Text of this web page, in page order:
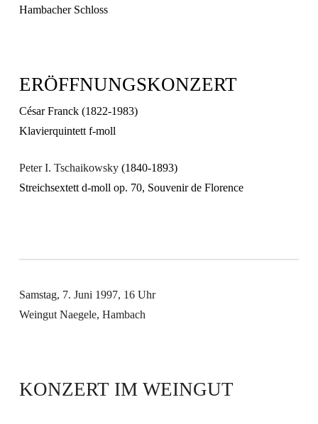
Hambacher Schloss
ERÖFFNUNGSKONZERT
César Franck (1822-1983)
Klavierquintett f-moll
Peter I. Tschaikowsky(1840-1893)
Streichsextett d-moll op. 70, Souvenir de Florence
Samstag, 7. Juni 1997, 16 Uhr
Weingut Naegele, Hambach
KONZERT IM WEINGUT